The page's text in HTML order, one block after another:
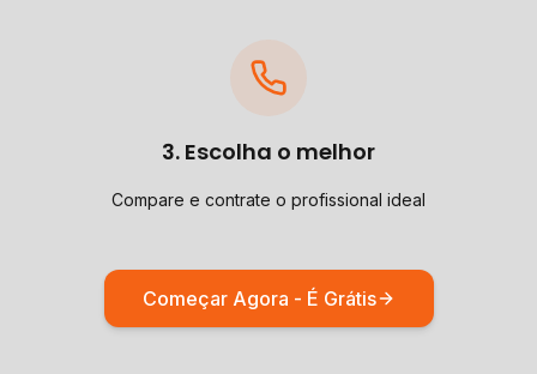
3. Escolha o melhor
Compare e contrate o profissional ideal
Começar Agora - É Grátis